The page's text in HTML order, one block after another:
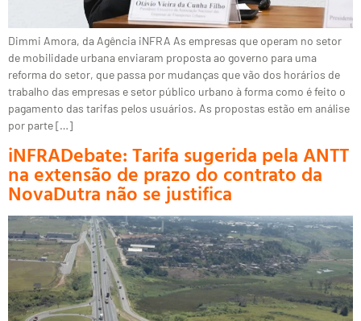
Dimmi Amora, da Agência iNFRA As empresas que operam no setor
de mobilidade urbana enviaram proposta ao governo para uma
reforma do setor, que passa por mudanças que vão dos horários de
trabalho das empresas e setor público urbano à forma como é feito o
pagamento das tarifas pelos usuários. As propostas estão em análise
por parte […]
iNFRADebate: Tarifa sugerida pela ANTT
na extensão de prazo do contrato da
NovaDutra não se justifica